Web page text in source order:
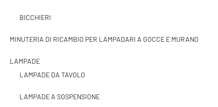
BICCHIERI
MINUTERIA DI RICAMBIO PER LAMPADARI A GOCCE E MURANO
LAMPADE
LAMPADE DA TAVOLO
LAMPADE A SOSPENSIONE